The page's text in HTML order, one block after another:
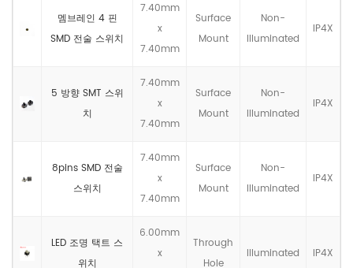
멤브레인 4 핀
SMD 전술 스위치
7.40mm
x
7.40mm
Surface
Mount
Non-
llluminated
IP4X
5 방향 SMT 스위
치
7.40mm
x
7.40mm
Surface
Mount
Non-
llluminated
IP4X
8pins SMD 전술
스위치
7.40mm
x
7.40mm
Surface
Mount
Non-
llluminated
IP4X
LED 조명 택트 스
위치
6.00mm
x
Through
Hole
llluminated IP4X